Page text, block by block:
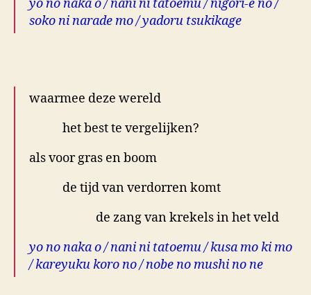
yo no naka o / nani ni tatoemu / nigori-e no /
soko ni narade mo / yadoru tsukikage
waarmee deze wereld
het best te vergelijken?
als voor gras en boom
de tijd van verdorren komt
de zang van krekels in het veld
yo no naka o / nani ni tatoemu / kusa mo ki mo
/ kareyuku koro no / nobe no mushi no ne